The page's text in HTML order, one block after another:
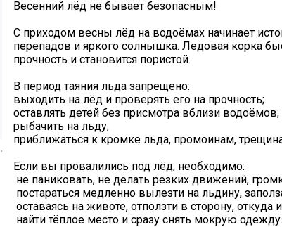
Весенний лёд не бывает безопасным!
С приходом весны лёд на водоёмах начинает
перепадов и яркого солнышка. Ледовая корка
прочность и становится пористой.
В период таяния льда запрещено:
выходить на лёд и проверять его на прочность;
оставлять детей без присмотра вблизи водоёмов;
рыбачить на льду;
приближаться к кромке льда, промоинам,
Если вы провалились под лёд, необходимо:
не паниковать, не делать резких движений,
постараться медленно вылезти на льдину,
оставаясь на животе, отползти в сторону, откуда
найти тёплое место и сразу снять мокрую одежду.